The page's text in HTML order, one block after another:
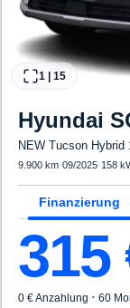
1 15
Hyundai
NEW Tucson Hybrid
9.900 km·09/2025· 158
Finanzierung
315
0 € Anzahlung · 60